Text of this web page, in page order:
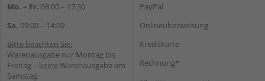
Mo. – Fr. 08:00 – 17:30
Sa. 09:00 – 14:00
Bitte beachten Sie:
Warenausgabe nur Montag bis
Freitag – keineWarenausgabe am
Samstag
PayPal
Onlineüberweisung
Kreditkarte
Rechnung*